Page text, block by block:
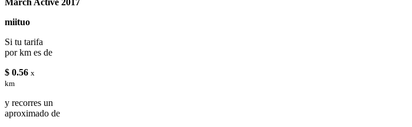
miituo
Si tu tarifa
por km es de
$ 0.56 x
km
y recorres un
aproximado de